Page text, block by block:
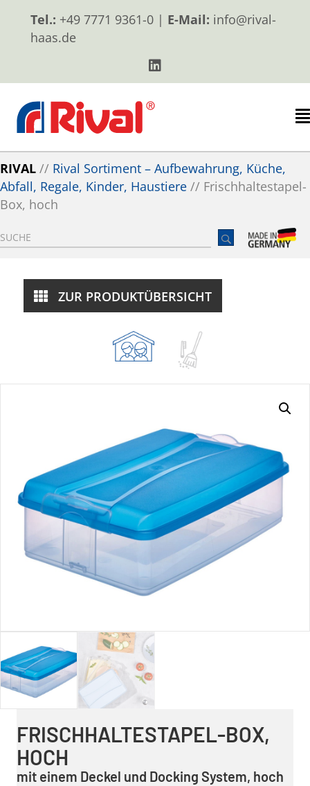
Tel.: +49 7771 9361-0 | E-Mail: info@rival-
haas.de
RIVAL // Rival Sortiment – Aufbewahrung, Küche,
Abfall, Regale, Kinder, Haustiere // Frischhaltestapel-
Box, hoch
ZUR PRODUKTÜBERSICHT
FRISCHHALTESTAPEL-BOX,
HOCH
mit einem Deckel und Docking System, hoch